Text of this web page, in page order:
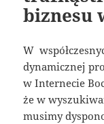
biznesu
W
dynamicznej
w Internecie
że w
musimy